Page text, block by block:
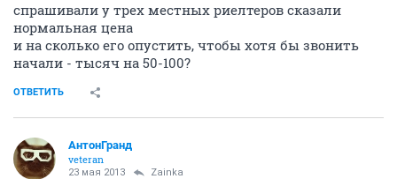
спрашивали у трех местных риелтеров сказали
нормальная цена
и на сколько его опустить, чтобы хотя бы звонить
начали - тысяч на 50-100?
ОТВЕТИТЬ
АнтонГранд
veteran
23 мая 2013 Zainka